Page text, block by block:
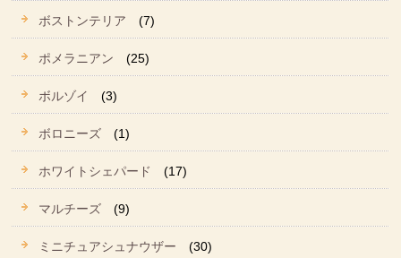
ボストンテリア (7)
ポメラニアン (25)
ボルゾイ (3)
ボロニーズ (1)
ホワイトシェパード (17)
マルチーズ (9)
ミニチュアシュナウザー (30)